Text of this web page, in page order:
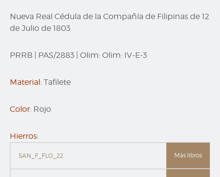
Nueva Real Cédula de la Compañía de Filipinas de 12
de Julio de 1803
PRRB PAS/2883 Olim: Olim: IV-E-3
Material: Tafilete
Color: Rojo
Hierros:
SAN_F_FLO_22 Más libros